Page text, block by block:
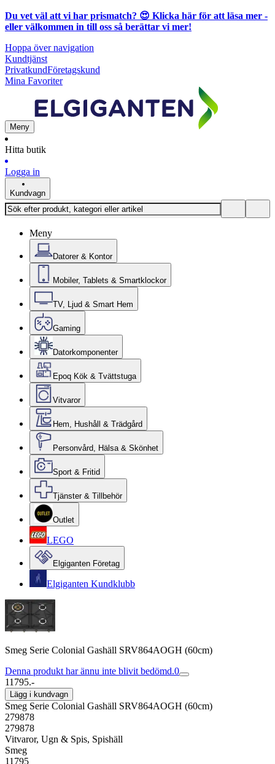
Du vet väl att vi har prismatch? 😍 Klicka här för att läsa mer -
eller välkommen in till oss så berättar vi mer!
Hoppa över navigation
Kundtjänst
PrivatkundFöretagskund
Mina Favoriter
Meny
Hitta butik
Logga in
Kundvagn
Meny
Datorer & Kontor
Mobiler, Tablets & Smartklockor
TV, Ljud & Smart Hem
Gaming
Datorkomponenter
Epoq Kök & Tvättstuga
Vitvaror
Hem, Hushåll & Trädgård
Personvård, Hälsa & Skönhet
Sport & Fritid
Tjänster & Tillbehör
Outlet
LEGO
Elgiganten Företag
Elgiganten Kundklubb
Smeg Serie Colonial Gashäll SRV864AOGH (60cm)
Denna produkt har ännu inte blivit bedömd.0
11795.-
Lägg i kundvagn
Smeg Serie Colonial Gashäll SRV864AOGH (60cm)
279878
279878
Vitvaror, Ugn & Spis, Spishäll
Smeg
11795